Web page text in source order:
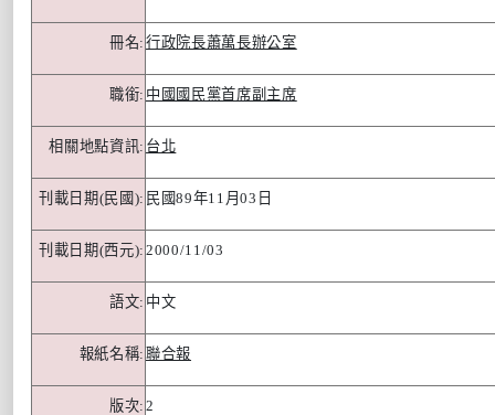
冊名: 行政院長蕭萬長辦公室
職銜: 中國國民黨首席副主席
相關地點資訊: 台北
刊載日期(民國): 民國89年11 月03 日
刊載日期(西元): 2000/11/03
語文: 中文
報紙名稱: 聯合報
版次: 2